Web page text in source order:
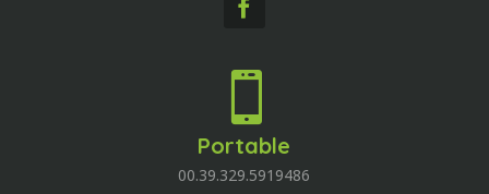

Portable
00.39.329.5919486